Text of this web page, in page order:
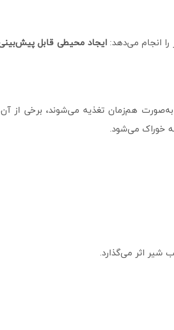
را انجام می‌دهد:ایجاد محیطی قابل
به‌صورت هم‌زمان تغذیه می‌شوند، برخی از
خوراک می‌شود.
شیر اثر می‌گذارد.